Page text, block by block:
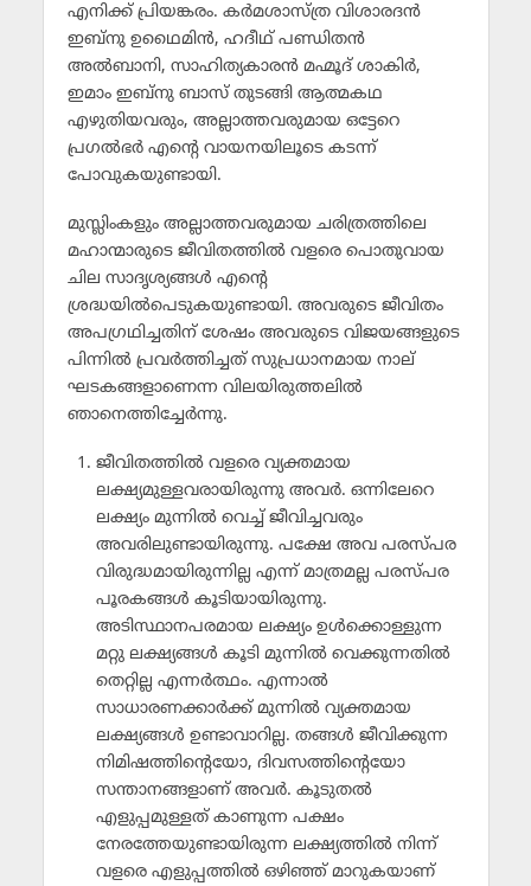
എനിക്ക് പ്രിയങ്കരം. കര്‍മശാസ്ത്ര വിശാരദന്‍
ഇബ്‌നു ഉഥൈമിന്‍, ഹദീഥ് പണ്ഡിതന്‍
അല്‍ബാനി, സാഹിത്യകാരന്‍ മഹ്മൂദ് ശാകിര്‍,
ഇമാം ഇബ്‌നു ബാസ് തുടങ്ങി ആത്മകഥ
എഴുതിയവരും, അല്ലാത്തവരുമായ ഒട്ടേറെ
പ്രഗല്‍ഭര്‍ എന്റെ വായനയിലൂടെ കടന്ന്
പോവുകയുണ്ടായി.
മുസ്ലിംകളും അല്ലാത്തവരുമായ ചരിത്രത്തിലെ
മഹാന്മാരുടെ ജീവിതത്തില്‍ വളരെ പൊതുവായ
ചില സാദൃശ്യങ്ങള്‍ എന്റെ
ശ്രദ്ധയില്‍പെടുകയുണ്ടായി. അവരുടെ ജീവിതം
അപഗ്രഥിച്ചതിന് ശേഷം അവരുടെ വിജയങ്ങളുടെ
പിന്നില്‍ പ്രവര്‍ത്തിച്ചത് സുപ്രധാനമായ നാല്
ഘടകങ്ങളാണെന്ന വിലയിരുത്തലില്‍
ഞാനെത്തിച്ചേര്‍ന്നു.
ജീവിതത്തില്‍ വളരെ വ്യക്തമായ
ലക്ഷ്യമുള്ളവരായിരുന്നു അവര്‍. ഒന്നിലേറെ
ലക്ഷ്യം മുന്നില്‍ വെച്ച് ജീവിച്ചവരും
അവരിലുണ്ടായിരുന്നു. പക്ഷേ അവ പരസ്പര
വിരുദ്ധമായിരുന്നില്ല എന്ന് മാത്രമല്ല പരസ്പര
പൂരകങ്ങള്‍ കൂടിയായിരുന്നു.
അടിസ്ഥാനപരമായ ലക്ഷ്യം ഉള്‍ക്കൊള്ളുന്ന
മറ്റു ലക്ഷ്യങ്ങള്‍ കൂടി മുന്നില്‍ വെക്കുന്നതില്‍
തെറ്റില്ല എന്നര്‍ത്ഥം. എന്നാല്‍
സാധാരണക്കാര്‍ക്ക് മുന്നില്‍ വ്യക്തമായ
ലക്ഷ്യങ്ങള്‍ ഉണ്ടാവാറില്ല. തങ്ങള്‍ ജീവിക്കുന്ന
നിമിഷത്തിന്റെയോ, ദിവസത്തിന്റെയോ
സന്താനങ്ങളാണ് അവര്‍. കൂടുതല്‍
എളുപ്പമുള്ളത് കാണുന്ന പക്ഷം
നേരത്തേയുണ്ടായിരുന്ന ലക്ഷ്യത്തില്‍ നിന്ന്
വളരെ എളുപ്പത്തില്‍ ഒഴിഞ്ഞ് മാറുകയാണ്